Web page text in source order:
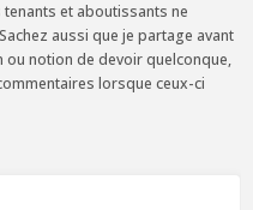
et aboutissants ne
aussi que je partage avant
notion de devoir quelconque,
lorsque ceux-ci